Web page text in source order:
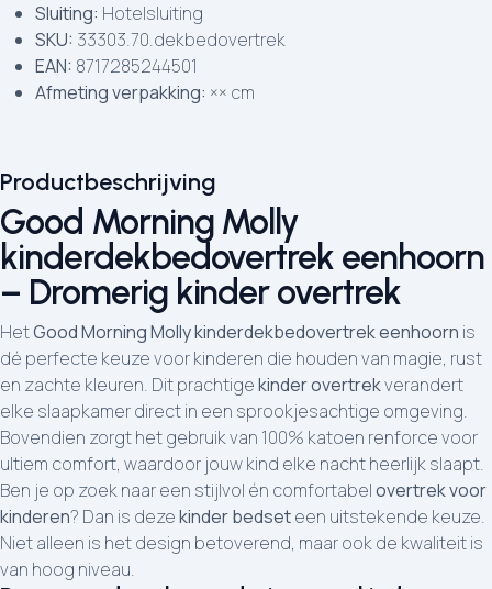
Productbeschrijving
Good Morning Molly
kinderdekbedovertrek eenhoorn
– Dromerig kinder overtrek
HetGood Morning Molly kinderdekbedovertrek eenhoorn is
dé perfecte keuze voor kinderen die houden van magie, rust
en zachte kleuren. Dit prachtigekinder overtrekverandert
elke slaapkamer direct in een sprookjesachtige omgeving.
Bovendien zorgt het gebruik van 100% katoen renforce voor
ultiem comfort, waardoor jouw kind elke nacht heerlijk slaapt.
Ben je op zoek naar een stijlvol én comfortabelovertrek voor
kinderen? Dan is dezekinder bedseteen uitstekende keuze.
Niet alleen is het design betoverend, maar ook de kwaliteit is
van hoog niveau.
Sluiting: Hotelsluiting
SKU: 33303.70.dekbedovertrek
EAN: 8717285244501
Afmeting verpakking: ×× cm